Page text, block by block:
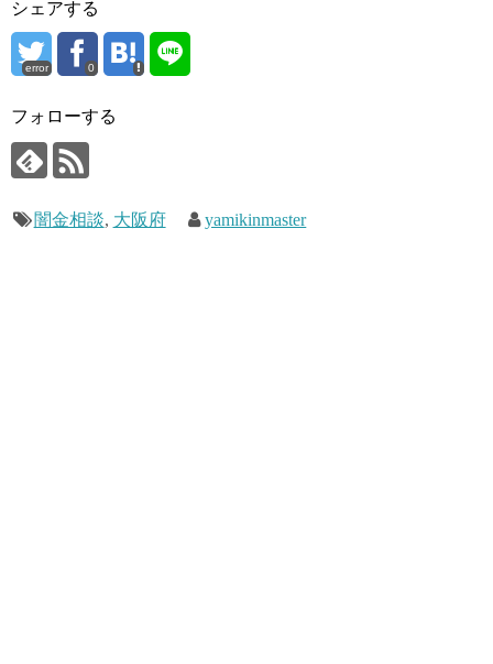
シェアする
error 0
フォローする
闇金相談, 大阪府 yamikinmaster